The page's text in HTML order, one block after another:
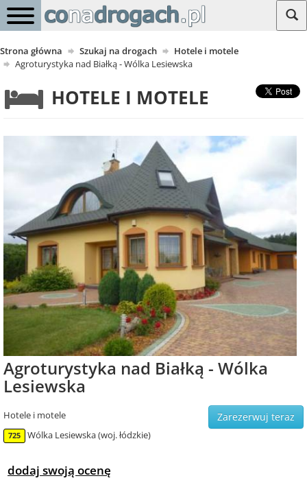
Strona główna Szukaj na drogach
Hotele i motele
Agroturystyka nad Białką - Wólka Lesiewska
HOTELE I MOTELE
Agroturystyka nad Białką - Wólka
Lesiewska
Zarezerwuj teraz
Hotele i motele
725 Wólka Lesiewska (woj. łódzkie)
dodaj swoją ocenę